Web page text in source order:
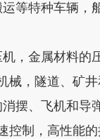
等特种车辆
，金属材料
，隧道、矿
摆、飞机和
制，高性能